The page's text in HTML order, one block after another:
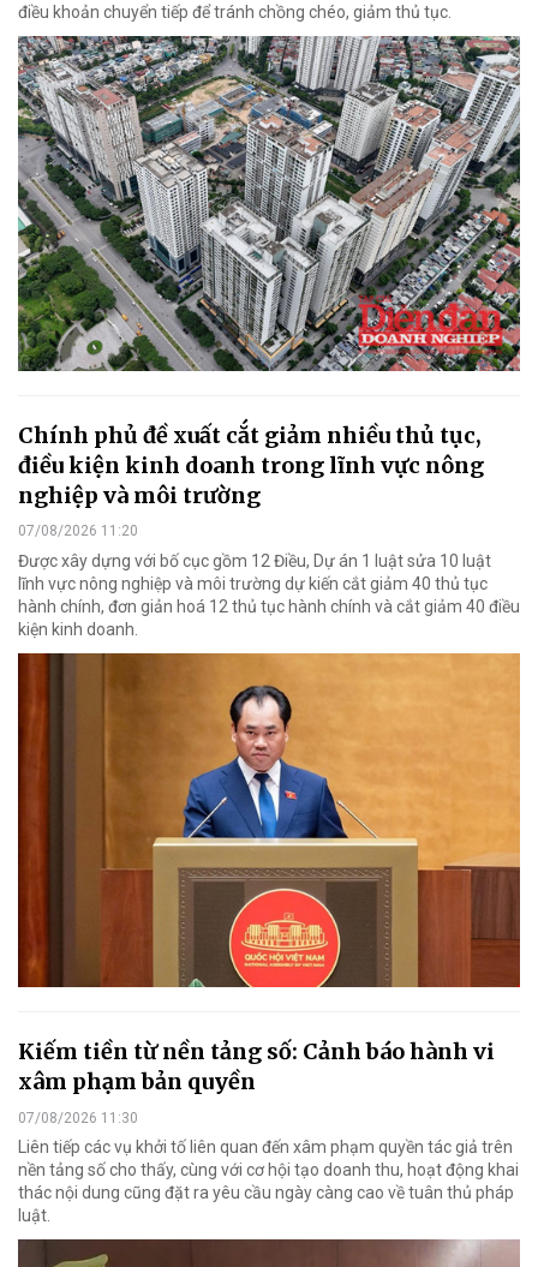
điều khoản chuyển tiếp để tránh chồng chéo, giảm thủ tục.
Chính phủ đề xuất cắt giảm nhiều thủ tục,
điều kiện kinh doanh trong lĩnh vực nông
nghiệp và môi trường
07/08/2026 11:20
Được xây dựng với bố cục gồm 12 Điều, Dự án 1 luật sửa 10 luật
lĩnh vực nông nghiệp và môi trường dự kiến cắt giảm 40 thủ tục
hành chính, đơn giản hoá 12 thủ tục hành chính và cắt giảm 40 điều
kiện kinh doanh.
Kiếm tiền từ nền tảng số: Cảnh báo hành vi
xâm phạm bản quyền
07/08/2026 11:30
Liên tiếp các vụ khởi tố liên quan đến xâm phạm quyền tác giả trên
nền tảng số cho thấy, cùng với cơ hội tạo doanh thu, hoạt động khai
thác nội dung cũng đặt ra yêu cầu ngày càng cao về tuân thủ pháp
luật.